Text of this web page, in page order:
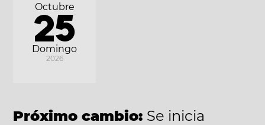
Domingo
Octubre
25
2026
Próximo cambio: Se inicia